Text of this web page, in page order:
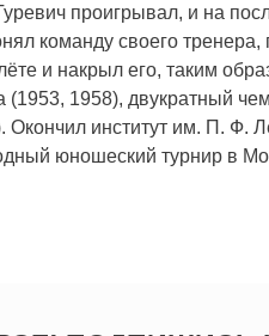
проигрывал, и на
команду своего
и накрыл его, таким
1958), двукратный
институт им. П. Ф.
юношеский турнир в